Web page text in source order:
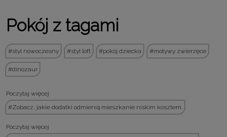
Pokój z tagami
styl nowoczesny styl loft pokój dziecka motywy zwierzęce
dinozaur
Poczytaj więcej
Zobacz, jakie dodatki odmienią mieszkanie niskim kosztem.
Poczytaj więcej